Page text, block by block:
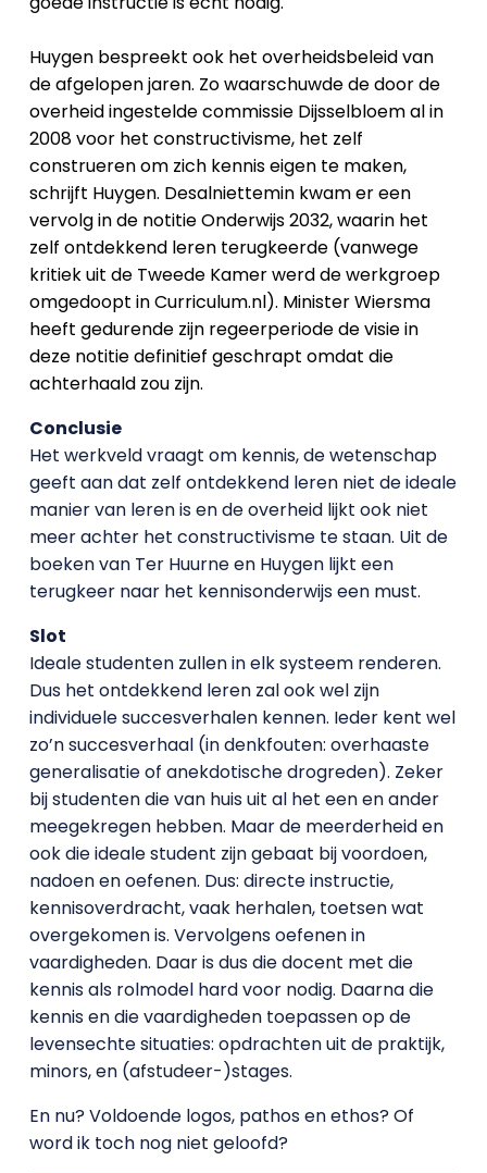
Huygen bespreekt ook het overheidsbeleid van
de afgelopen jaren. Zo waarschuwde de door de
overheid ingestelde commissie Dijsselbloem al in
2008 voor het constructivisme, het zelf
construeren om zich kennis eigen te maken,
schrijft Huygen. Desalniettemin kwam er een
vervolg in de notitie Onderwijs 2032, waarin het
zelf ontdekkend leren terugkeerde (vanwege
kritiek uit de Tweede Kamer werd de werkgroep
omgedoopt in Curriculum.nl). Minister Wiersma
heeft gedurende zijn regeerperiode de visie in
deze notitie definitief geschrapt omdat die
achterhaald zou zijn.
Conclusie
Het werkveld vraagt om kennis, de wetenschap
geeft aan dat zelf ontdekkend leren niet de ideale
manier van leren is en de overheid lijkt ook niet
meer achter het constructivisme te staan. Uit de
boeken van Ter Huurne en Huygen lijkt een
terugkeer naar het kennisonderwijs een must.
Slot
Ideale studenten zullen in elk systeem renderen.
Dus het ontdekkend leren zal ook wel zijn
individuele succesverhalen kennen. Ieder kent wel
zo’n succesverhaal (in denkfouten: overhaaste
generalisatie of anekdotische drogreden). Zeker
bij studenten die van huis uit al het een en ander
meegekregen hebben. Maar de meerderheid en
ook die ideale student zijn gebaat bij voordoen,
nadoen en oefenen. Dus: directe instructie,
kennisoverdracht, vaak herhalen, toetsen wat
overgekomen is. Vervolgens oefenen in
vaardigheden. Daar is dus die docent met die
kennis als rolmodel hard voor nodig. Daarna die
kennis en die vaardigheden toepassen op de
levensechte situaties: opdrachten uit de praktijk,
minors, en (afstudeer-)stages.
En nu? Voldoende logos, pathos en ethos? Of
word ik toch nog niet geloofd?